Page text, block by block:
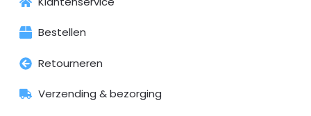
Bestellen
Retourneren
Verzending & bezorging